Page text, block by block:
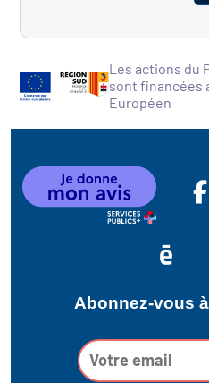
Les actions du
sont financées
Européen
Abonnez-vous